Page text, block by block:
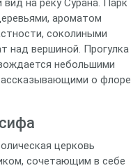
на реку Сурана. Парк
ароматом
соколиными
над вершиной. Прогулка
небольшими
о флоре
церковь
сочетающим в себе